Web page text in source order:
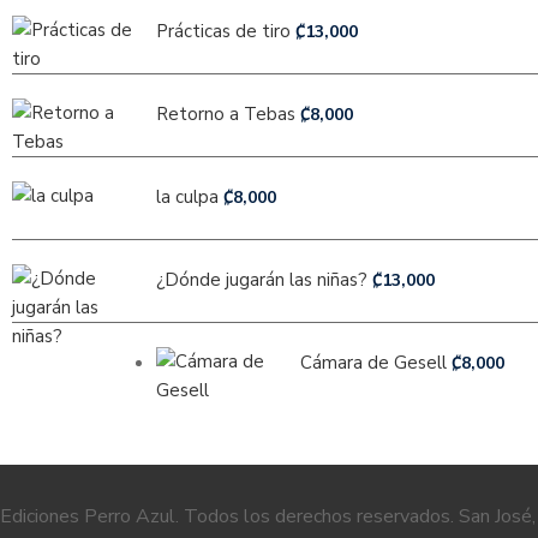
Prácticas de tiro ₡13,000
Retorno a Tebas ₡8,000
la culpa ₡8,000
¿Dónde jugarán las niñas? ₡13,000
Cámara de Gesell ₡8,000
Ediciones Perro Azul. Todos los derechos reservados. San